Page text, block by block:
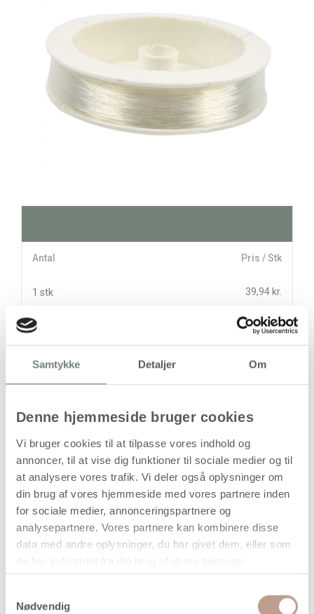
Samtykke Detaljer Om
Denne hjemmeside bruger cookies
Vi bruger cookies til at tilpasse vores indhold og
annoncer, til at vise dig funktioner til sociale medier og til
at analysere vores trafik. Vi deler også oplysninger om
din brug af vores hjemmeside med vores partnere inden
for sociale medier, annonceringspartnere og
analysepartnere. Vores partnere kan kombinere disse
data med andre oplysninger, du har givet dem, eller som
Nødvendig
Antal Pris / Stk
1 stk 39,94 kr.
39,94kr.
Læg i kurven
når vi har bekræftet din ordre.
Handelsbetingelser